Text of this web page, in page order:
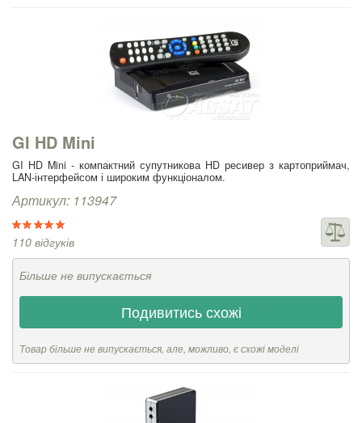
GI HD Mini
GI HD Mini - компактний супутникова HD ресивер з картоприймач,
LAN-інтерфейсом і широким функціоналом.
Артикул: 113947
110 відгуків
Більше не випускається
Подивитись схожі
Товар більше не випускається, але, можливо, є схожі моделі